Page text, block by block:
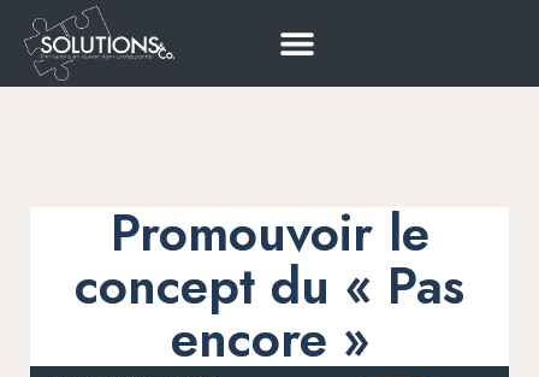
Promouvoir le
concept du « Pas
encore »